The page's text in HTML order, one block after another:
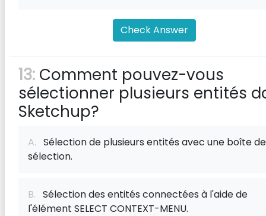
Check Answer
13: Comment pouvez-vous
sélectionner plusieurs entités
Sketchup?
A. Sélection de plusieurs entités avec une boîte de
sélection.
B. Sélection des entités connectées à l'aide de
l'élément SELECT CONTEXT-MENU.